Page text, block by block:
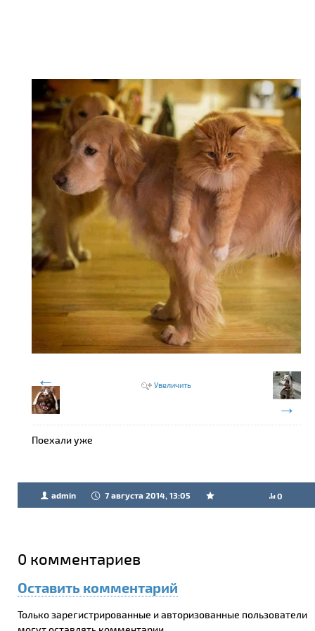
→
Увеличить
←
Поехали уже
admin 7 августа 2014, 13:05 0
0 комментариев
Оставить комментарий
Только зарегистрированные и авторизованные пользователи